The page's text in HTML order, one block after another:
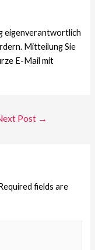
eigenverantwortlich
Mitteilung Sie
E-Mail mit
Post →
fields are